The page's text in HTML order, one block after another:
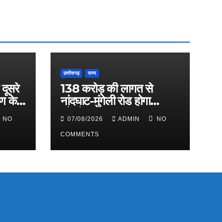
दूसरे
के
NO
छत्तीसगढ़ राज्य
138 करोड़ की लागत से
नांदघाट-मुंगेली रोड होगा
फोरलेन
07/08/2026 ADMIN NO
COMMENTS